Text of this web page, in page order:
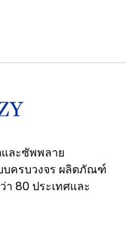
และซัพพลาย
บครบวงจร ผลิตภัณฑ์
า 80 ประเทศและ